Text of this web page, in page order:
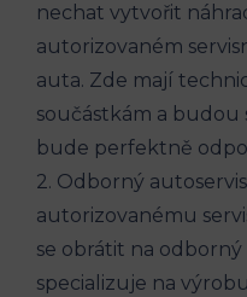
nechat vytvořit
autorizovaném
auta. Zde mají
součástkám a
bude perfektně
2. Odborný
autorizovanému
se obrátit na odborný‌
specializuje na